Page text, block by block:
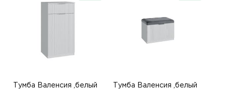
Тумба Валенсия ,белый Тумба Валенсия ,белый